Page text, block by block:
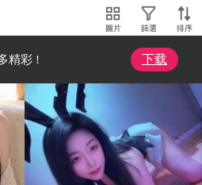
圖片 篩選 排序
精彩 ! 下载